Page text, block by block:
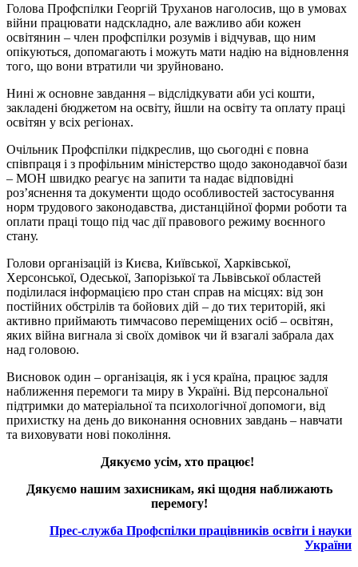
Голова Профспілки Георгій Труханов наголосив, що в умовах
війни працювати надскладно, але важливо аби кожен
освітянин – член профспілки розумів і відчував, що ним
опікуються, допомагають і можуть мати надію на відновлення
того, що вони втратили чи зруйновано.
Нині ж основне завдання – відслідкувати аби усі кошти,
закладені бюджетом на освіту, йшли на освіту та оплату праці
освітян у всіх регіонах.
Очільник Профспілки підкреслив, що сьогодні є повна
співпраця і з профільним міністерство щодо законодавчої бази
– МОН швидко реагує на запити та надає відповідні
роз’яснення та документи щодо особливостей застосування
норм трудового законодавства, дистанційної форми роботи та
оплати праці тощо під час дії правового режиму воєнного
стану.
Голови організацій із Києва, Київської, Харківської,
Херсонської, Одеської, Запорізької та Львівської областей
поділилася інформацією про стан справ на місцях: від зон
постійних обстрілів та бойових дій – до тих територій, які
активно приймають тимчасово переміщених осіб – освітян,
яких війна вигнала зі своїх домівок чи й взагалі забрала дах
над головою.
Висновок один – організація, як і уся країна, працює задля
наближення перемоги та миру в Україні. Від персональної
підтримки до матеріальної та психологічної допомоги, від
прихистку на день до виконання основних завдань – навчати
та виховувати нові покоління.
Дякуємо усім, хто працює!
Дякуємо нашим захисникам, які щодня наближають
перемогу!
Прес-служба Профспілки працівників освіти і науки
України